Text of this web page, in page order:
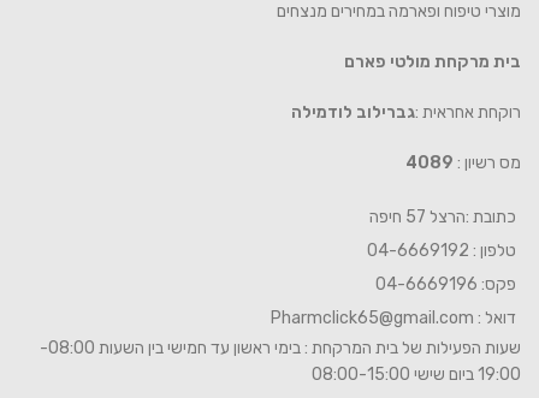
מוצרי טיפוח ופארמה במחירים מנצחים
בית מרקחת מולטי פארם
רוקחת אחראית :גברילוב לודמילה
מס רשיון : 4089
כתובת :הרצל 57 חיפה
טלפון : 04-6669192
פקס: 04-6669196
דואל : Pharmclick65@gmail.com
שעות הפעילות של בית המרקחת : בימי ראשון עד חמישי בין השעות 08:00-
19:00 ביום שישי 08:00-15:00